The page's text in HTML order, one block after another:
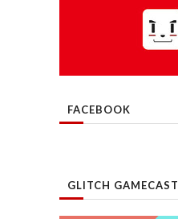
FACEBOOK
GLITCH GAMECAST